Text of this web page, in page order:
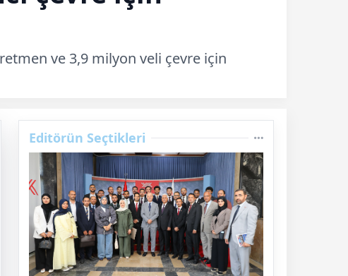
ve 3,9 milyon veli çevre için
Editörün Seçtikleri